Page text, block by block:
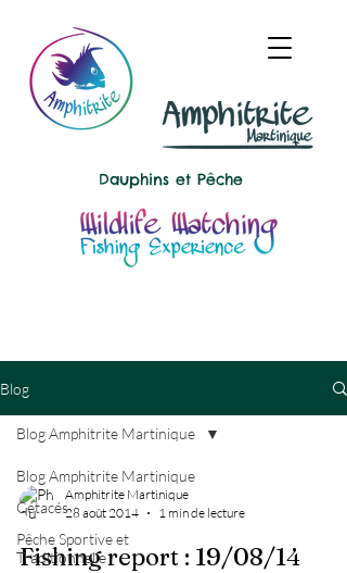
Dauphins et Pêche
Blog
Blog Amphitrite Martinique
Cétacés
Pêche Sportive et
Traditionnelle
Blog Amphitrite Martinique
Amphitrite Martinique
28 août 2014
1 min de lecture
Fishing report : 19/08/14